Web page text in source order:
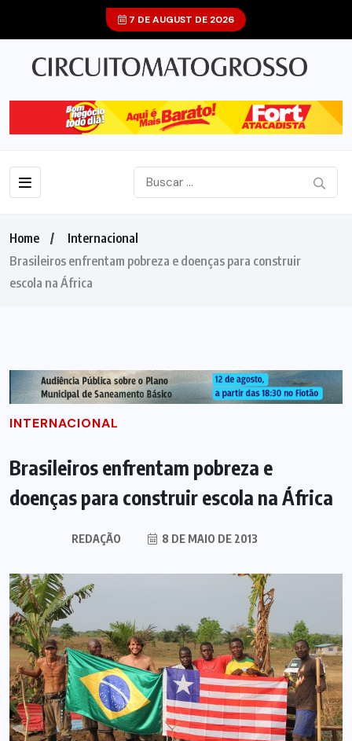
7 DE AUGUST DE 2026
Home
Internacional
Brasileiros enfrentam pobreza e doenças para construir
escola na África
INTERNACIONAL
Brasileiros enfrentam pobreza e
doenças para construir escola na África
REDAÇÃO 8 DE MAIO DE 2013